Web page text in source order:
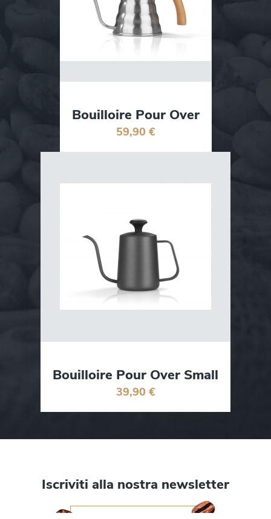
Bouilloire Pour Over
59,90 €
Bouilloire Pour Over Small
39,90 €
Iscriviti alla nostra newsletter